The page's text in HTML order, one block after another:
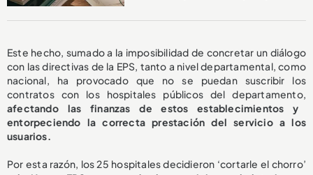
Este hecho, sumado a la imposibilidad de concretar un diálogo
con las directivas de la EPS, tanto a nivel departamental, como
nacional, ha provocado que no se puedan suscribir los
contratos con los hospitales públicos del departamento,
afectando las finanzas de estos establecimientos y
entorpeciendo la correcta prestación del servicio a los
usuarios.
Por esta razón, los 25 hospitales decidieron ‘cortarle el chorro’